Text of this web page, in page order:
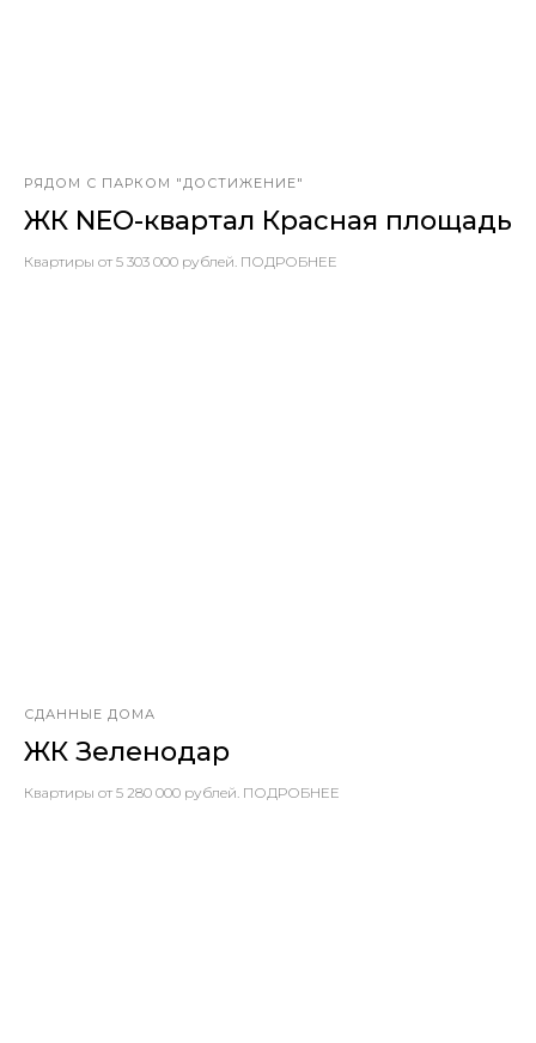
РЯДОМ С ПАРКОМ "ДОСТИЖЕНИЕ"
ЖК NEO-квартал Красная площадь
Квартиры от 5 303 000 рублей. ПОДРОБНЕЕ
СДАННЫЕ ДОМА
ЖК Зеленодар
Квартиры от 5 280 000 рублей. ПОДРОБНЕЕ